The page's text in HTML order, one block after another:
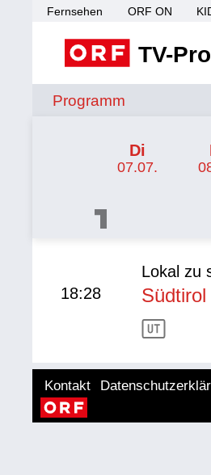
Fernsehen ORF ON
TV-
Programm
Di
07.07.
ORF
Lokal zu
18:28
Kontakt